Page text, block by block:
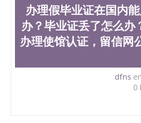
定金下单； 3、公司确
4、电子图做好发给客
品部做成品； 6、成
款； 7、快递给客户（
真实网上可查的证明
留服真实存档可查，
（使馆认证），使馆
真实可查认证办理，
办理假毕业证在国内
办？毕业证丢了怎么
办理使馆认证，留信网
dfnsen
0